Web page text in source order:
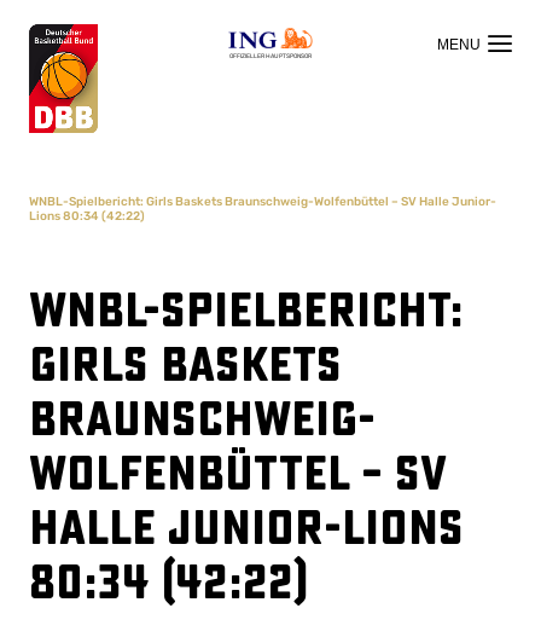
OFFIZIELLER HAUPTSPONSOR
WNBL-Spielbericht: Girls Baskets Braunschweig-Wolfenbüttel – SV Halle Junior-
Lions 80:34 (42:22)
WNBL-Spielbericht:
Girls Baskets
Braunschweig-
Wolfenbüttel – SV
Halle Junior-Lions
80:34 (42:22)